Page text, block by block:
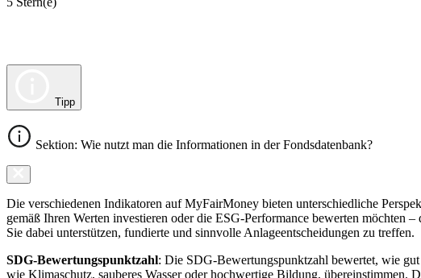
Tipp
Sektion: Wie nutzt man die Informationen in der Fondsdatenbank?
Die verschiedenen Indikatoren auf MyFairMoney bieten unterschiedliche
gemäß Ihren Werten investieren oder die ESG-Performance bewerten möchten
Sie dabei unterstützen, fundierte und sinnvolle Anlageentscheidungen zu treffen.
SDG-Bewertungspunktzahl: Die SDG-Bewertungspunktzahl bewertet, wie
wie Klimaschutz, sauberes Wasser oder hochwertige Bildung,